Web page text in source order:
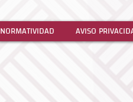
NORMATIVIDAD AVISO